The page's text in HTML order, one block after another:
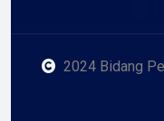
2024 Bidang